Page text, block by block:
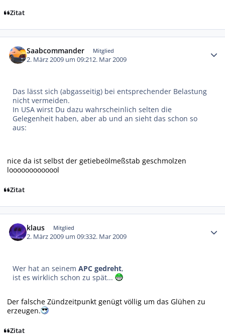
Zitat
Saabcommander Mitglied
2. März 2009 um 09:212. Mar 2009
Das lässt sich (abgasseitig) bei entsprechender Belastung
nicht vermeiden.
In USA wirst Du dazu wahrscheinlich selten die
Gelegenheit haben, aber ab und an sieht das schon so
aus:
nice da ist selbst der getiebeölmeßstab geschmolzen
looooooooooool
Zitat
klaus Mitglied
2. März 2009 um 09:332. Mar 2009
Wer hat an seinemAPC gedreht,
ist es wirklich schon zu spät...
Der falsche Zündzeitpunkt genügt völlig um das Glühen zu
erzeugen.
Zitat